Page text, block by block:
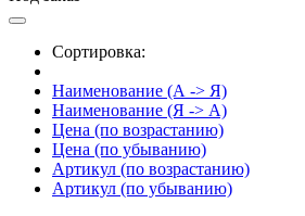
Сортировка:
Наименование (А -> Я)
Наименование (Я -> А)
Цена (по возрастанию)
Цена (по убыванию)
Артикул (по возрастанию)
Артикул (по убыванию)